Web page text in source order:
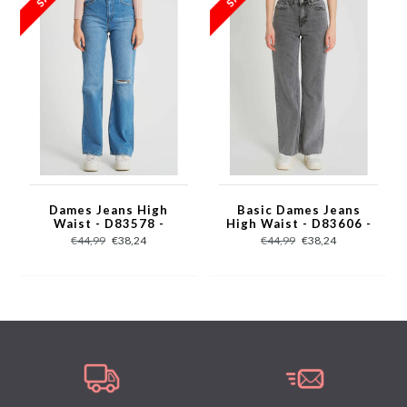
Dames Jeans High
Waist - D83578 -
Blauw
€44,99 €38,24
Basic Dames Jeans
High Waist - D83606 -
Grijs
€44,99 €38,24